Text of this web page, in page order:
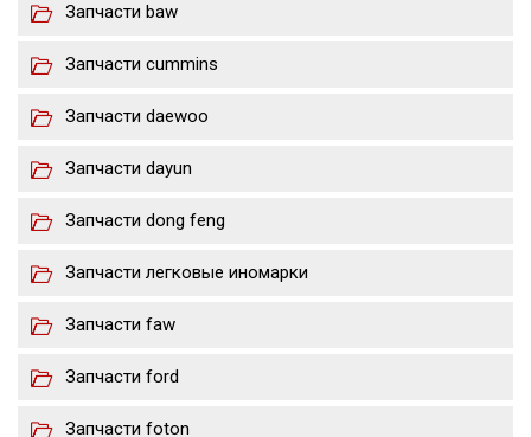
Запчасти baw
Запчасти cummins
Запчасти daewoo
Запчасти dayun
Запчасти dong feng
Запчасти легковые иномарки
Запчасти faw
Запчасти ford
Запчасти foton